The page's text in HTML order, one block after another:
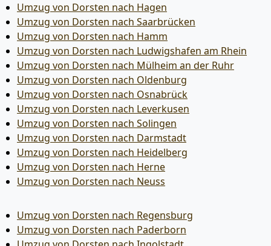
Umzug von Dorsten nach Hagen
Umzug von Dorsten nach Saarbrücken
Umzug von Dorsten nach Hamm
Umzug von Dorsten nach Ludwigshafen am Rhein
Umzug von Dorsten nach Mülheim an der Ruhr
Umzug von Dorsten nach Oldenburg
Umzug von Dorsten nach Osnabrück
Umzug von Dorsten nach Leverkusen
Umzug von Dorsten nach Solingen
Umzug von Dorsten nach Darmstadt
Umzug von Dorsten nach Heidelberg
Umzug von Dorsten nach Herne
Umzug von Dorsten nach Neuss
Umzug von Dorsten nach Regensburg
Umzug von Dorsten nach Paderborn